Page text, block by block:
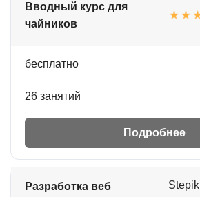
Вводный курс для
чайников
бесплатно
26 занятий
Подробнее
Разработка веб
Stepik